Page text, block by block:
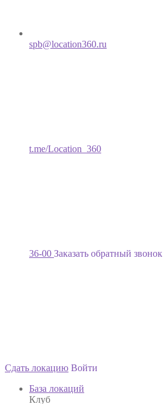
spb@location360.ru
t.me/Location_360
36-00 Заказать обратный звонок
Сдать локацию Войти
База локаций
Клуб